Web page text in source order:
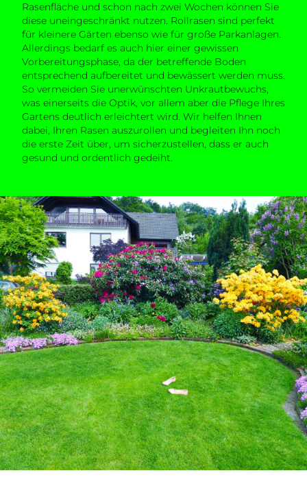
Rasenfläche und schon nach zwei Wochen können Sie
diese uneingeschränkt nutzen. Rollrasen sind perfekt
für kleinere Gärten ebenso wie für große Parkanlagen.
Allerdings bedarf es auch hier einer gewissen
Vorbereitungsphase, da der betreffende Boden
entsprechend aufbereitet und bewässert werden muss.
So vermeiden Sie unerwünschten Unkrautbewuchs,
was einerseits die Optik, vor allem aber die Pflege Ihres
Gartens deutlich erleichtert wird. Wir helfen Ihnen
dabei, Ihren Rasen auszurollen und begleiten Ihn noch
die erste Zeit über, um sicherzustellen, dass er auch
gesund und ordentlich gedeiht.